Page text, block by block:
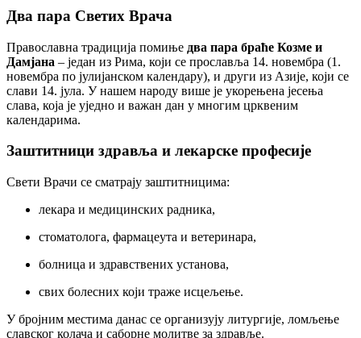
Два пара Светих Врача
Православна традиција помиње два пара браће Козме и
Дамјана – један из Рима, који се прославља 14. новембра (1.
новембра по јулијанском календару), и други из Азије, који се
слави 14. јула. У нашем народу више је укорењена јесења
слава, која је уједно и важан дан у многим црквеним
календарима.
Заштитници здравља и лекарске професије
Свети Врачи се сматрају заштитницима:
лекара и медицинских радника,
стоматолога, фармацеута и ветеринара,
болница и здравствених установа,
свих болесних који траже исцељење.
У бројним местима данас се организују литургије, ломљење
славског колача и саборне молитве за здравље.